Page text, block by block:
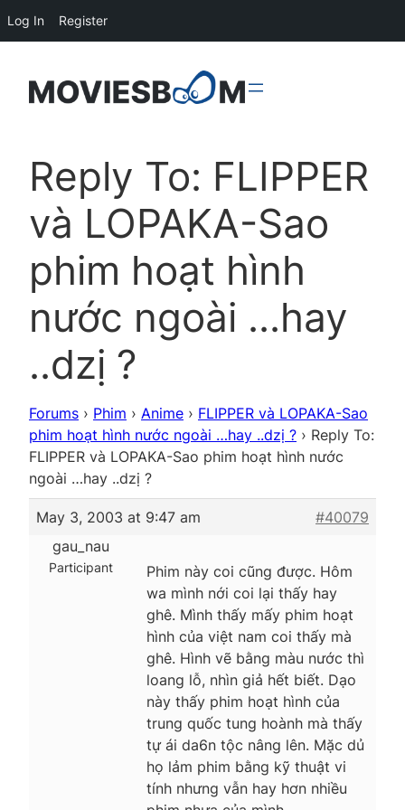
Reply To: FLIPPER
và LOPAKA-Sao
phim hoạt hình
nước ngoài …hay
..dzị ?
Forums › Phim › Anime › FLIPPER và LOPAKA-Sao
phim hoạt hình nước ngoài …hay ..dzị ? › Reply To:
FLIPPER và LOPAKA-Sao phim hoạt hình nước
ngoài …hay ..dzị ?
May 3, 2003 at 9:47 am
#40079
gau_nau
Participant
Phim này coi cũng được. Hôm
wa mình nới coi lại thấy hay
ghê. Mình thấy mấy phim hoạt
hình của việt nam coi thấy mà
ghê. Hình vẽ bằng màu nước thì
loang lỗ, nhìn giả hết biết. Dạo
này thấy phim hoạt hình của
trung quốc tung hoành mà thấy
tự ái da6n tộc nâng lên. Mặc dủ
họ lảm phim bằng kỹ thuật vi
tính nhưng vẫn hay hơn nhiều
Log In Register